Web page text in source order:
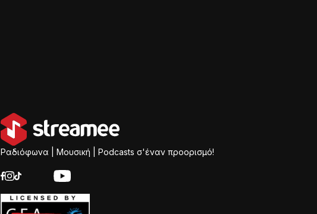
Ραδιόφωνα | Μουσική | Podcasts σ'έναν προορισμό!